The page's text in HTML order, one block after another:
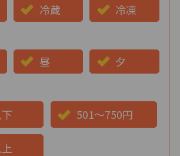
冷蔵
冷凍
昼
夕
501～750円